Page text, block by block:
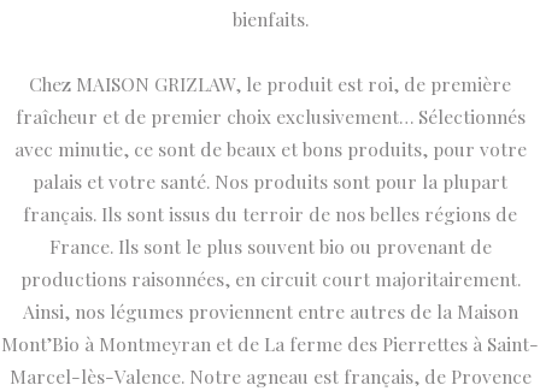
bienfaits.
Chez MAISON GRIZLAW, le produit est roi, de première
fraîcheur et de premier choix exclusivement… Sélectionnés
avec minutie, ce sont de beaux et bons produits, pour votre
palais et votre santé. Nos produits sont pour la plupart
français. Ils sont issus du terroir de nos belles régions de
France. Ils sont le plus souvent bio ou provenant de
productions raisonnées, en circuit court majoritairement.
Ainsi, nos légumes proviennent entre autres de la Maison
Mont’Bio à Montmeyran et de La ferme des Pierrettes à Saint-
Marcel-lès-Valence. Notre agneau est français, de Provence